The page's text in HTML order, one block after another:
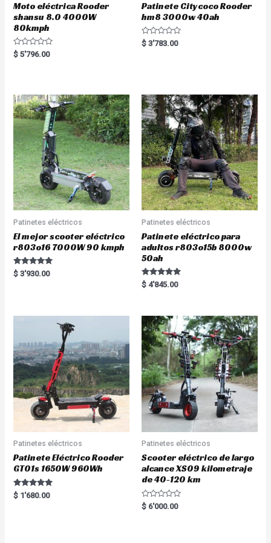
Moto eléctrica Rooder
shansu 8.0 4000W
80kmph
R
a
o
u
t
o
f
$ 5'796.00
Patinete Citycoco Rooder
hm8 3000w 40ah
R
a
t
o
f
5
$ 3'783.00
Patinetes eléctricos
El mejor scooter eléctrico
r803o16 7000W 90 kmph
Rated
5.00
$ 3'930.00
Patinetes eléctricos
Patinete eléctrico para
adultos r803o15b 8000w
50ah
Rated
5.00
$ 4'845.00
Patinetes eléctricos
Patinete Eléctrico Rooder
GT01s 1650W 960Wh
Rated
5.00
$ 1'680.00
Patinetes eléctricos
Scooter eléctrico de largo
alcance XS09 kilometraje
de 40-120 km
R
a
$ 6'000.00